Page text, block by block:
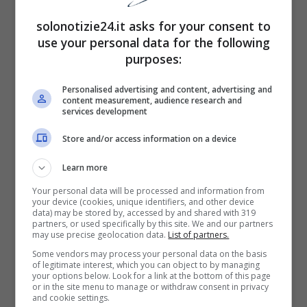
Ida e Riccardo come Ursula
e Sossio?
Ora, anche i followers di un’altra coppia nata
all’interno dello studio di
sperano cheIda e Riccardo
insieme. Si tratta dei fan di Ursula e e Sossio
che dopo un breve periodo di crisi, sono
tornati insieme più forti ed uniti che mai.
Una followers diUrsulale ha scritto che
desidererebbe vedere un ritorno di fiamma
solonotizie24.it asks for your consent to
use your personal data for the following
purposes:
Personalised advertising and content, advertising and
content measurement, audience research and
services development
Store and/or access information on a device
Learn more
Your personal data will be processed and information from
your device (cookies, unique identifiers, and other device
data) may be stored by, accessed by and shared with 319
partners, or used specifically by this site. We and our partners
may use precise geolocation data. List of partners.
Some vendors may process your personal data on the basis
of legitimate interest, which you can object to by managing
your options below. Look for a link at the bottom of this page
or in the site menu to manage or withdraw consent in privacy
and cookie settings.